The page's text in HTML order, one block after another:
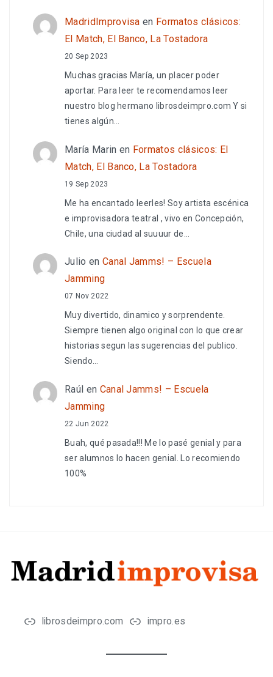
MadridImprovisa en Formatos clásicos:
El Match, El Banco, La Tostadora
20 Sep 2023
Muchas gracias María, un placer poder
aportar. Para leer te recomendamos leer
nuestro blog hermano librosdeimpro.com Y si
tienes algún…
María Marin en Formatos clásicos: El
Match, El Banco, La Tostadora
19 Sep 2023
Me ha encantado leerles! Soy artista escénica
e improvisadora teatral , vivo en Concepción,
Chile, una ciudad al suuuur de…
Julio en Canal Jamms! – Escuela
Jamming
07 Nov 2022
Muy divertido, dinamico y sorprendente.
Siempre tienen algo original con lo que crear
historias segun las sugerencias del publico.
Siendo…
Raúl en Canal Jamms! – Escuela
Jamming
22 Jun 2022
Buah, qué pasada!!! Me lo pasé genial y para
ser alumnos lo hacen genial. Lo recomiendo
100%
librosdeimpro.com impro.es